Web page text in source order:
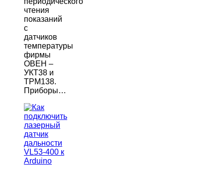
чтения
показаний
с
датчиков
температуры
фирмы
ОВЕН –
УКТ38 и
ТРМ138.
Приборы…